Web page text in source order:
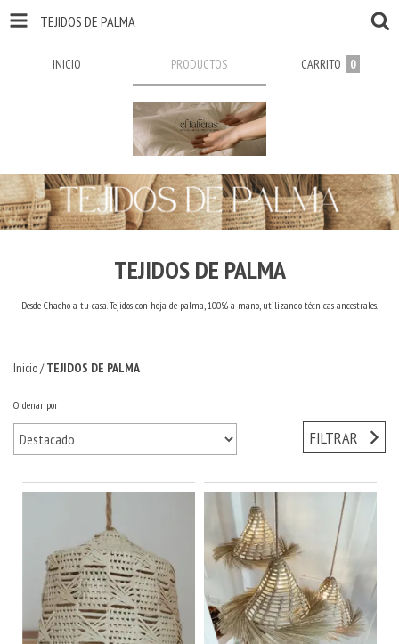
TEJIDOS DE PALMA
INICIO PRODUCTOS CARRITO 0
TEJIDOS DE PALMA
Desde Chacho a tu casa. Tejidos con hoja de palma, 100% a mano, utilizando técnicas ancestrales.
Inicio/ TEJIDOS DE PALMA
Ordenar por
FILTRAR